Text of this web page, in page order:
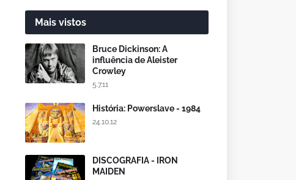
Mais vistos
Bruce Dickinson: A
influência de Aleister
Crowley
5.7.11
História: Powerslave - 1984
24.10.12
DISCOGRAFIA - IRON
MAIDEN